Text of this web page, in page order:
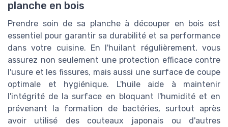
planche en bois
Prendre soin de sa planche à découper en bois est
essentiel pour garantir sa durabilité et sa performance
dans votre cuisine. En l'huilant régulièrement, vous
assurez non seulement une protection efficace contre
l'usure et les fissures, mais aussi une surface de coupe
optimale et hygiénique. L'huile aide à maintenir
l'intégrité de la surface en bloquant l'humidité et en
prévenant la formation de bactéries, surtout après
avoir utilisé des couteaux japonais ou d'autres